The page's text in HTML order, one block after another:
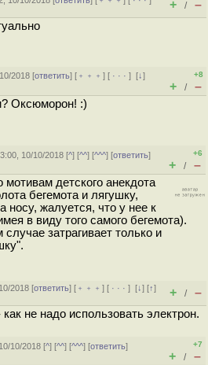
+ / –
2018 [ответить] [ ﹢﹢﹢] [ · · ·][↓]
+8
+ / –
Оксюморон! :)
10/10/2018 [^] [^^] [^^^] [ответить]
+6
+ / –
детского анекдота
бегемота и лягушку,
носу, жалуется, что у нее к
в виду того самого бегемота).
затрагивает только и
2018 [ответить] [ ﹢﹢﹢] [ · · ·][↓] [↑]
+ / –
не надо использовать электрон.
10/2018 [^] [^^] [^^^] [ответить]
+7
+ / –